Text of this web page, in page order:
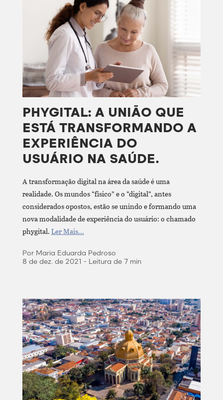
PHYGITAL: A UNIÃO QUE
ESTÁ TRANSFORMANDO A
EXPERIÊNCIA DO
USUÁRIO NA SAÚDE.
A transformação digital na área da saúde é uma
realidade. Os mundos “físico” e o “digital”, antes
considerados opostos, estão se unindo e formando uma
nova modalidade de experiência do usuário: o chamado
phygital.Ler Mais...
Por Maria Eduarda Pedroso
8 de dez. de 2021 - Leitura de 7 min